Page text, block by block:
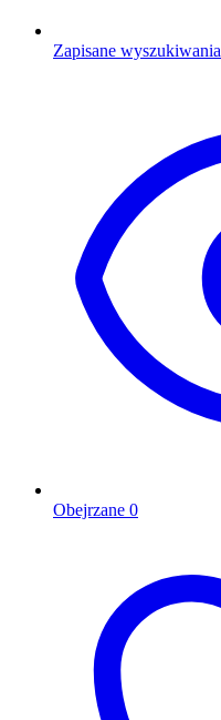
Zapisane wyszukiwania
Obejrzane 0